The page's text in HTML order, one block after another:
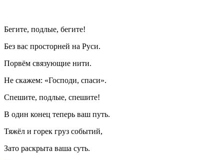
Бегите, подлые, бегите!
Без вас просторней на Руси.
Порвём связующие нити.
Не скажем: «Господи, спаси».
Спешите, подлые, спешите!
В один конец теперь ваш путь.
Тяжёл и горек груз событий,
Зато раскрыта ваша суть.